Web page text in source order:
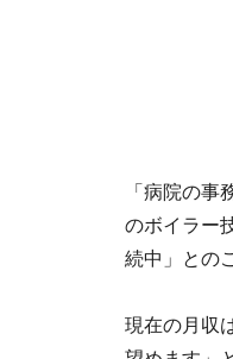
「病院の
のボイラー
続中」との
現在の月収